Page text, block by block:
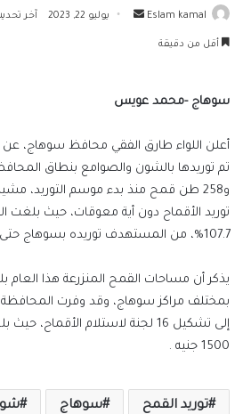
Eslam kamal
أرسل يوليو 22, 2023 آخر تحديث:
أقل من دقيقة
سوهاج -محمد عويس
أعلن اللواء طارق الفقي محافظ سوهاج، عن
و258 طن قمح منذ بدء موسم التوريد،
توريد الأقماح دون أية معوقات، حيث بلغت
107.7%، من المستهدف توريده بسوهاج حتى الآن .
إلى تشكيل 16 لجنة لاستلام
1500 جنيه .
توريد القمح سوهاج